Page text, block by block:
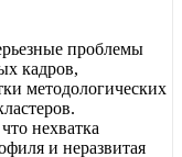
проблемы
кадров,
методологических
нехватка
и неразвитая